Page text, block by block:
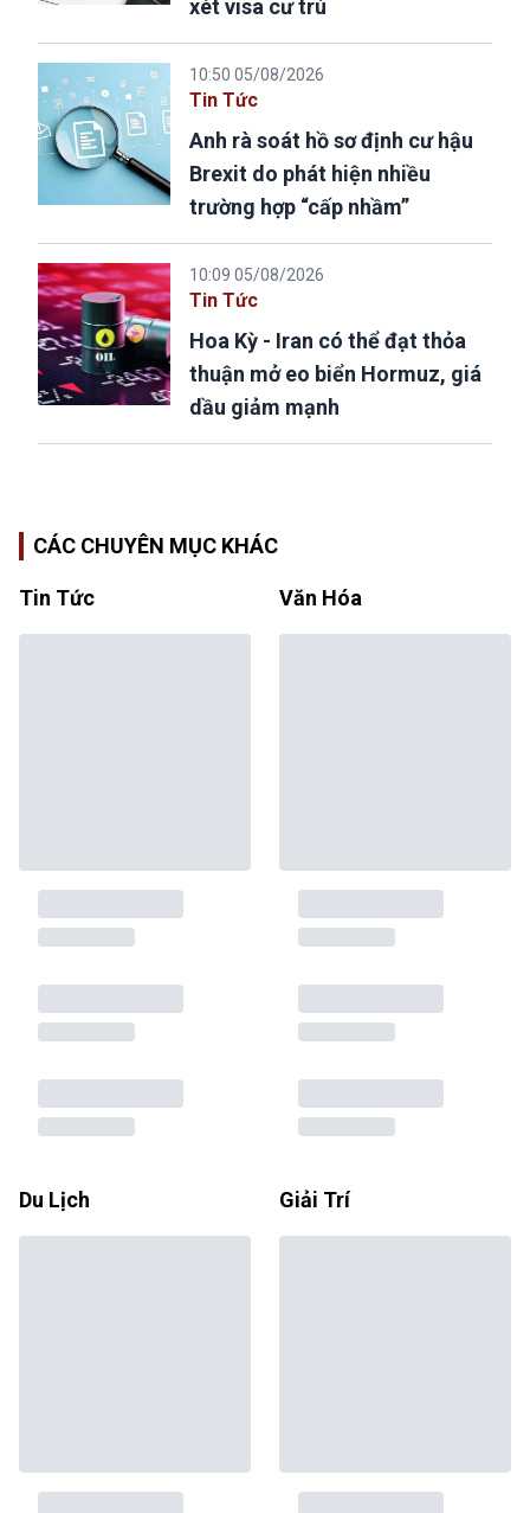
xét visa cư trú
10:50 05/08/2026
Tin Tức
Anh rà soát hồ sơ định cư hậu
Brexit do phát hiện nhiều
trường hợp “cấp nhầm”
10:09 05/08/2026
Tin Tức
Hoa Kỳ - Iran có thể đạt thỏa
thuận mở eo biển Hormuz, giá
dầu giảm mạnh
CÁC CHUYÊN MỤC KHÁC
Tin Tức Văn Hóa
Du Lịch Giải Trí